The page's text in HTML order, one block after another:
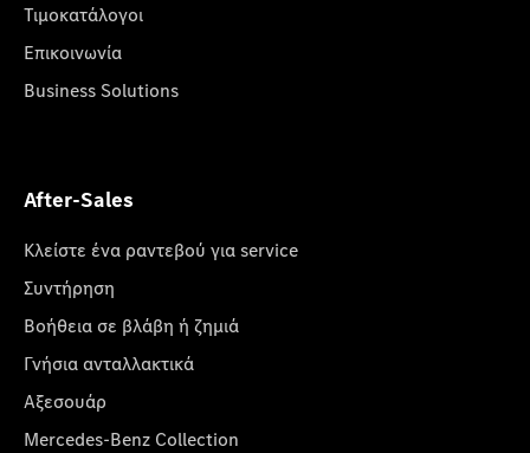
Τιμοκατάλογοι
Επικοινωνία
Business Solutions
After-Sales
Κλείστε ένα ραντεβού για service
Συντήρηση
Βοήθεια σε βλάβη ή ζημιά
Γνήσια ανταλλακτικά
Αξεσουάρ
Mercedes-Benz Collection